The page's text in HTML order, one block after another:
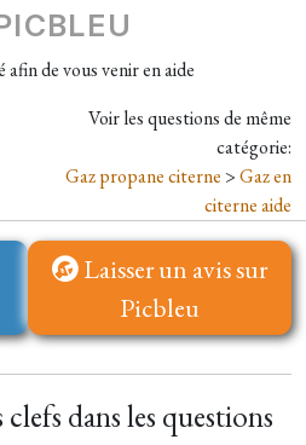
de vous venir en aide
Voir les questions de même
catégorie:
Gaz propane citerne >Gaz en
citerne aide
Laisser un avis sur
Picbleu
dans les questions